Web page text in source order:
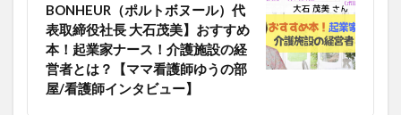
BONHEUR（ポルトボヌール）代
表取締役社長 大石茂美】おすすめ
本！起業家ナース！介護施設の経
営者とは？【ママ看護師ゆうの部
屋/看護師インタビュー】